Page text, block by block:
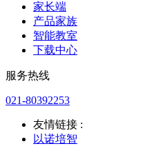
家长端
产品家族
智能教室
下载中心
服务热线
021-80392253
友情链接 :
以诺培智